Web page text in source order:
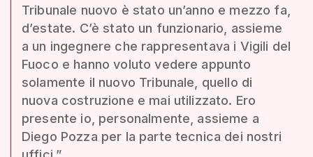
Tribunale nuovo è stato un’anno e mezzo fa,
d’estate. C’è stato un funzionario, assieme
a un ingegnere che rappresentava i Vigili del
Fuoco e hanno voluto vedere appunto
solamente il nuovo Tribunale, quello di
nuova costruzione e mai utilizzato. Ero
presente io, personalmente, assieme a
Diego Pozza per la parte tecnica dei nostri